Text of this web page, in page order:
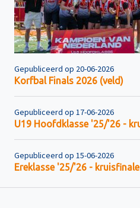
Gepubliceerd op 20-06-2026
Korfbal Finals 2026 (veld)
Gepubliceerd op 17-06-2026
U19 Hoofdklasse '25/'26 -
Gepubliceerd op 15-06-2026
Ereklasse '25/'26 -